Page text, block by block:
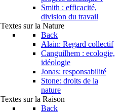
Smith : efficacité,
division du travail
Textes sur la Nature
Back
Alain: Regard collectif
Canguilhem : ecologie,
idéologie
Jonas: responsabilité
Stone: droits de la
nature
Textes sur la Raison
Back